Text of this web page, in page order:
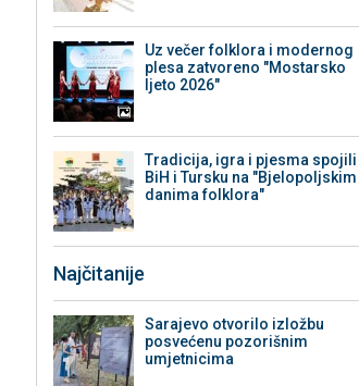
Uz večer folklora i modernog
plesa zatvoreno "Mostarsko
ljeto 2026"
Tradicija, igra i pjesma spojili
BiH i Tursku na "Bjelopoljskim
danima folklora"
Najčitanije
Sarajevo otvorilo izložbu
posvećenu pozorišnim
umjetnicima